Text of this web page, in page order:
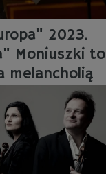
2023.
Moniuszki to
melancholią